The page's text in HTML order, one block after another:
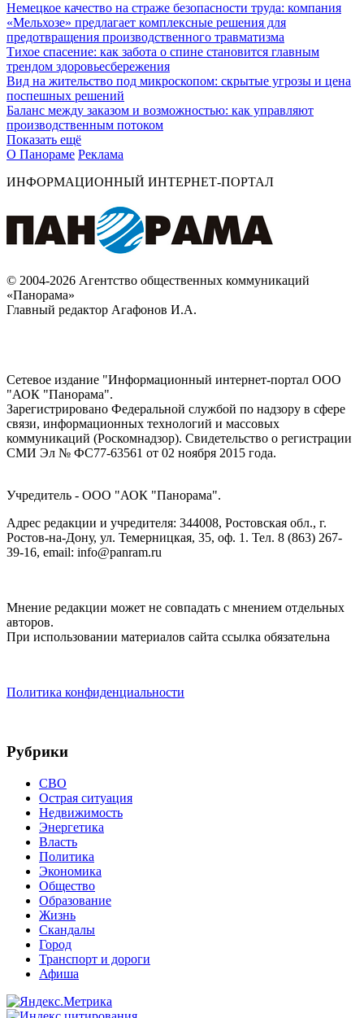
Немецкое качество на страже безопасности труда: компания
«Мельхозе» предлагает комплексные решения для
предотвращения производственного травматизма
Тихое спасение: как забота о спине становится главным
трендом здоровьесбережения
Вид на жительство под микроскопом: скрытые угрозы и цена
поспешных решений
Баланс между заказом и возможностью: как управляют
производственным потоком
Показать ещё
О Панораме Реклама
ИНФОРМАЦИОННЫЙ ИНТЕРНЕТ-ПОРТАЛ
© 2004-2026 Агентство общественных коммуникаций
«Панорама»
Главный редактор Агафонов И.А.
Сетевое издание "Информационный интернет-портал ООО
"АОК "Панорама".
Зарегистрировано Федеральной службой по надзору в сфере
связи, информационных технологий и массовых
коммуникаций (Роскомнадзор). Cвидетельство о регистрации
СМИ Эл № ФС77-63561 от 02 ноября 2015 года.
Учредитель - ООО "АОК "Панорама".
Адрес редакции и учредителя: 344008, Ростовская обл., г.
Ростов-на-Дону, ул. Темерницкая, 35, оф. 1. Тел. 8 (863) 267-
39-16, email: info@panram.ru
Мнение редакции может не совпадать с мнением отдельных
авторов.
При использовании материалов сайта ссылка обязательна
Политика конфиденциальности
Рубрики
СВО
Острая ситуация
Недвижимость
Энергетика
Власть
Политика
Экономика
Общество
Образование
Жизнь
Скандалы
Город
Транспорт и дороги
Афиша